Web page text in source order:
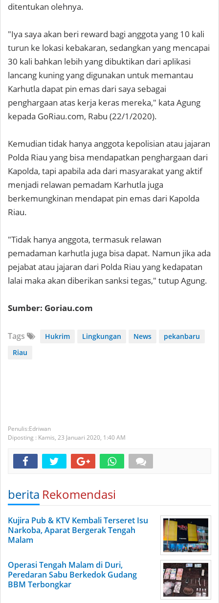
ditentukan olehnya.
"Iya saya akan beri reward bagi anggota yang 10 kali
turun ke lokasi kebakaran, sedangkan yang mencapai
30 kali bahkan lebih yang dibuktikan dari aplikasi
lancang kuning yang digunakan untuk memantau
Karhutla dapat pin emas dari saya sebagai
penghargaan atas kerja keras mereka," kata Agung
kepada GoRiau.com, Rabu (22/1/2020).
Kemudian tidak hanya anggota kepolisian atau jajaran
Polda Riau yang bisa mendapatkan penghargaan dari
Kapolda, tapi apabila ada dari masyarakat yang aktif
menjadi relawan pemadam Karhutla juga
berkemungkinan mendapat pin emas dari Kapolda
Riau.
"Tidak hanya anggota, termasuk relawan
pemadaman karhutla juga bisa dapat. Namun jika ada
pejabat atau jajaran dari Polda Riau yang kedapatan
lalai maka akan diberikan sanksi tegas," tutup Agung.
Sumber: Goriau.com
Tags Hukrim Lingkungan News
pekanbaru
Riau
Edriwan
Diposting : Kamis, 23 Januari 2020, 1:40 AM
berita Rekomendasi
Kujira Pub & KTV Kembali Terseret Isu
Narkoba, Aparat Bergerak Tengah
Malam
Operasi Tengah Malam di Duri,
Peredaran Sabu Berkedok Gudang
BBM Terbongkar